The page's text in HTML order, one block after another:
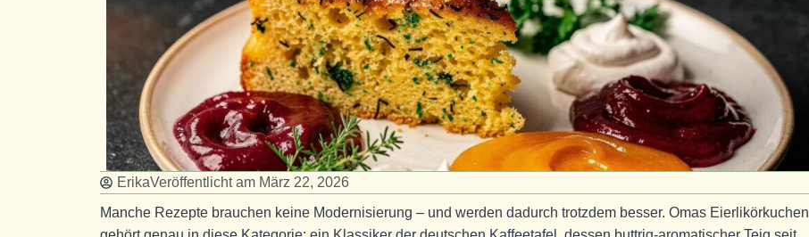
ErikaVeröffentlicht am März 22, 2026
Manche Rezepte brauchen keine Modernisierung – und werden dadurch trotzdem besser. Omas Eierlikörkuchen